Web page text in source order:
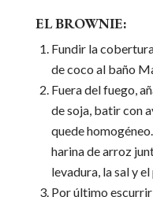
EL BROWNIE:
Fundir la
de coco al baño
Fuera del fuego,
de soja, batir con
quede
harina de arroz
levadura, la sal y
Por último